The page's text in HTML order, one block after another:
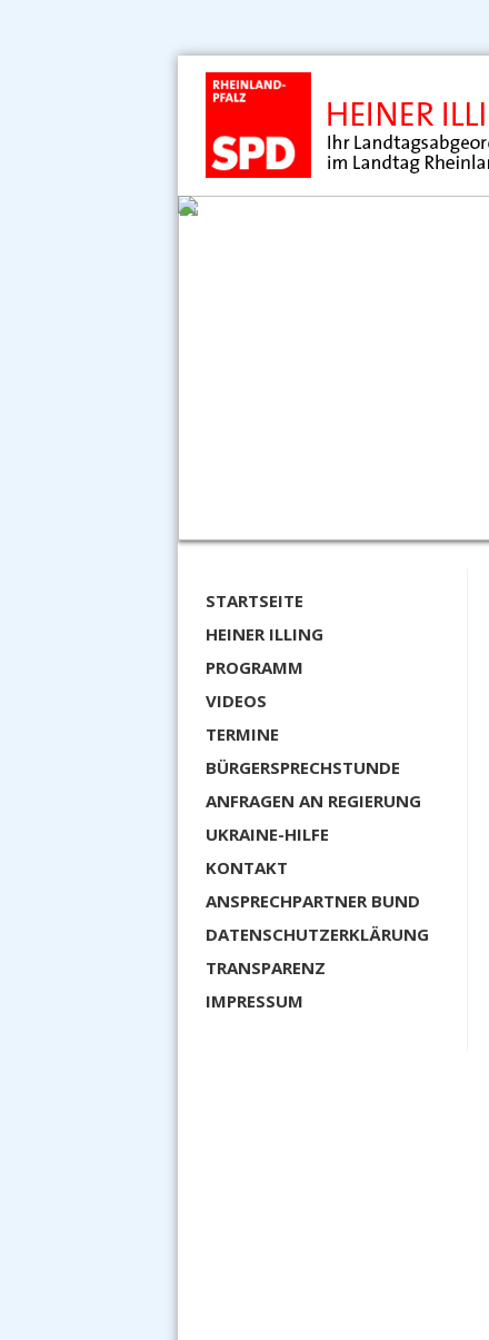
STARTSEITE
HEINER ILLING
PROGRAMM
VIDEOS
TERMINE
BÜRGERSPRECHSTUNDE
ANFRAGEN AN REGIERUNG
UKRAINE-HILFE
KONTAKT
ANSPRECHPARTNER BUND
DATENSCHUTZERKLÄRUNG
TRANSPARENZ
IMPRESSUM